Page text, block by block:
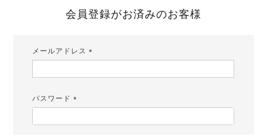
会員登録がお済みのお客様
メールアドレス
パスワード